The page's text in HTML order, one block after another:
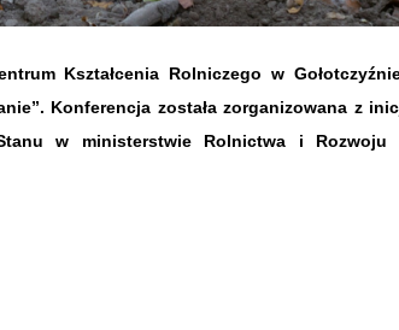
Kształcenia Rolniczego w
Konferencja została zorganizowana z
w ministerstwie Rolnictwa i Rozwoju